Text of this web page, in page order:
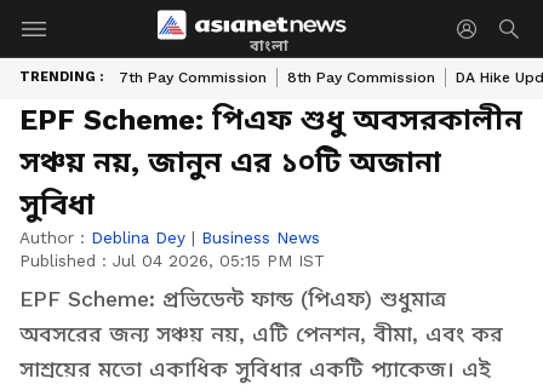
বাংলা
TRENDING : 7th Pay Commission 8th Pay Commission DA Hike
EPF Scheme: পিএফ শুধু অবসরকালীন
সঞ্চয় নয়, জানুন এর ১০টি অজানা
সুবিধা
Author : Deblina Dey | Business News
Published : Jul 04 2026, 05:15 PM IST
EPF Scheme: প্রভিডেন্ট ফান্ড (পিএফ) শুধুমাত্র
অবসরের জন্য সঞ্চয় নয়, এটি পেনশন, বীমা, এবং কর
সাশ্রয়ের মতো একাধিক সুবিধার একটি প্যাকেজ। এই